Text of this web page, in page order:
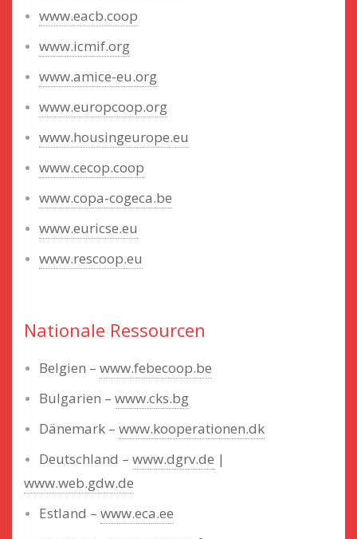
www.eacb.coop
www.icmif.org
www.amice-eu.org
www.europcoop.org
www.housingeurope.eu
www.cecop.coop
www.copa-cogeca.be
www.euricse.eu
www.rescoop.eu
Nationale Ressourcen
Belgien – www.febecoop.be
Bulgarien – www.cks.bg
Dänemark – www.kooperationen.dk
Deutschland – www.dgrv.de |
www.web.gdw.de
Estland – www.eca.ee